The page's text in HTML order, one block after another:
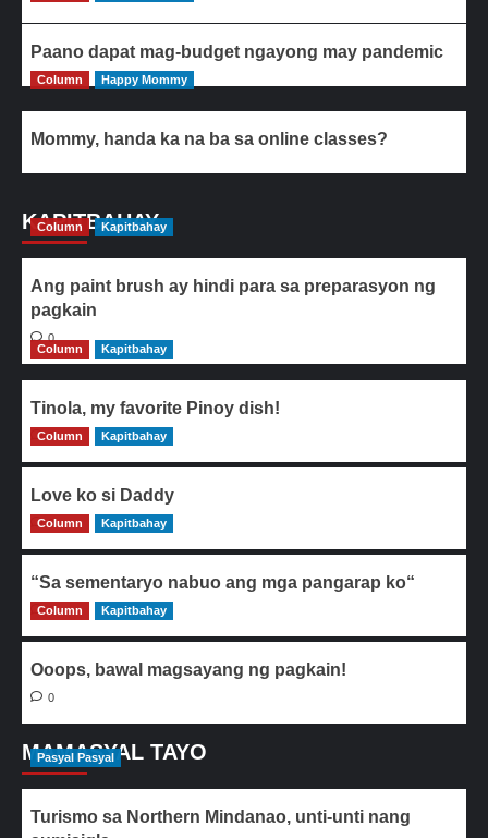
Paano dapat mag-budget ngayong may pandemic
Column Happy Mommy
Mommy, handa ka na ba sa online classes?
KAPITBAHAY
Column Kapitbahay
Ang paint brush ay hindi para sa preparasyon ng
pagkain
0
Column
Kapitbahay
Tinola, my favorite Pinoy dish!
0
Column Kapitbahay
Love ko si Daddy
0
Column Kapitbahay
“Sa sementaryo nabuo ang mga pangarap ko“
0
Column Kapitbahay
Ooops, bawal magsayang ng pagkain!
0
MAMASYAL TAYO
Pasyal Pasyal
Turismo sa Northern Mindanao, unti-unti nang